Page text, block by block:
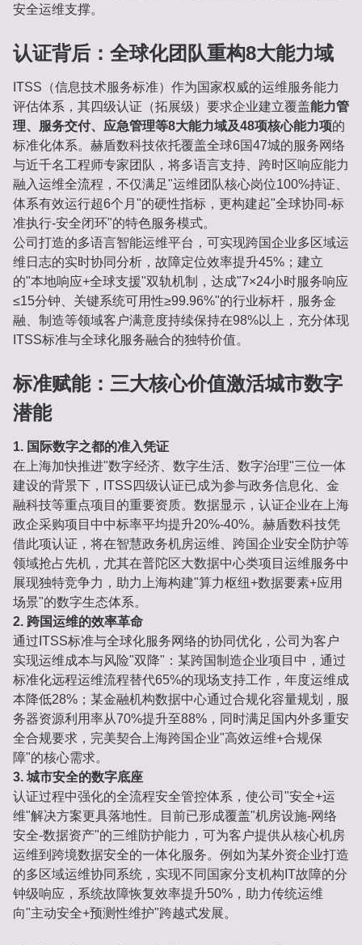
安全运维支撑。
认证背后：全球化团队重构8大能力域
ITSS（信息技术服务标准）作为国家权威的运维服务能力
评估体系，其四级认证（拓展级）要求企业建立覆盖能力管
理、服务交付、应急管理等8大能力域及48项核心能力项的
标准化体系。赫盾数科技依托覆盖全球6国47城的服务网络
与近千名工程师专家团队，将多语言支持、跨时区响应能力
融入运维全流程，不仅满足"运维团队核心岗位100%持证、
体系有效运行超6个月"的硬性指标，更构建起"全球协同-标
准执行-安全闭环"的特色服务模式。
公司打造的多语言智能运维平台，可实现跨国企业多区域运
维日志的实时协同分析，故障定位效率提升45%；建立
的"本地响应+全球支援"双轨机制，达成"7×24小时服务响应
≤15分钟、关键系统可用性≥99.96%"的行业标杆，服务金
融、制造等领域客户满意度持续保持在98%以上，充分体现
ITSS标准与全球化服务融合的独特价值。
标准赋能：三大核心价值激活城市数字
潜能
1. 国际数字之都的准入凭证
在上海加快推进"数字经济、数字生活、数字治理"三位一体
建设的背景下，ITSS四级认证已成为参与政务信息化、金
融科技等重点项目的重要资质。数据显示，认证企业在上海
政企采购项目中中标率平均提升20%-40%。赫盾数科技凭
借此项认证，将在智慧政务机房运维、跨国企业安全防护等
领域抢占先机，尤其在普陀区大数据中心类项目运维服务中
展现独特竞争力，助力上海构建"算力枢纽+数据要素+应用
场景"的数字生态体系。
2. 跨国运维的效率革命
通过ITSS标准与全球化服务网络的协同优化，公司为客户
实现运维成本与风险"双降"：某跨国制造企业项目中，通过
标准化远程运维流程替代65%的现场支持工作，年度运维成
本降低28%；某金融机构数据中心通过合规化容量规划，服
务器资源利用率从70%提升至88%，同时满足国内外多重安
全合规要求，完美契合上海跨国企业"高效运维+合规保
障"的核心需求。
3. 城市安全的数字底座
认证过程中强化的全流程安全管控体系，使公司"安全+运
维"解决方案更具落地性。目前已形成覆盖"机房设施-网络
安全-数据资产"的三维防护能力，可为客户提供从核心机房
运维到跨境数据安全的一体化服务。例如为某外资企业打造
的多区域运维协同系统，实现不同国家分支机构IT故障的分
钟级响应，系统故障恢复效率提升50%，助力传统运维
向"主动安全+预测性维护"跨越式发展。